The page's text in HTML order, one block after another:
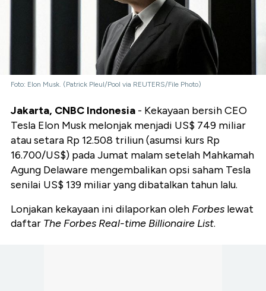
Foto: Elon Musk. (Patrick Pleul/Pool via REUTERS/File Photo)
Jakarta, CNBC Indonesia - Kekayaan bersih CEO
Tesla Elon Musk melonjak menjadi US$ 749 miliar
atau setara Rp 12.508 triliun (asumsi kurs Rp
16.700/US$) pada Jumat malam setelah Mahkamah
Agung Delaware mengembalikan opsi saham Tesla
senilai US$ 139 miliar yang dibatalkan tahun lalu.
Lonjakan kekayaan ini dilaporkan oleh Forbes lewat
daftar The Forbes Real-time Billionaire List.